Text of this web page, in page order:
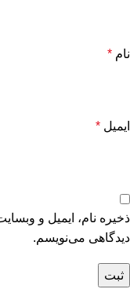
نام *
ایمیل *
ذخیره نام، ایمیل و
دیدگاهی می‌نویسم.